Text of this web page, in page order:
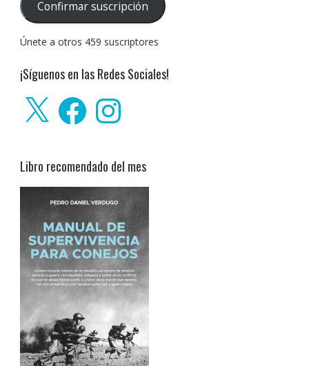
electrónico:
Confirmar suscripción
Únete a otros 459 suscriptores
¡Síguenos en las Redes Sociales!
FacebookInstagram
Libro recomendado del mes